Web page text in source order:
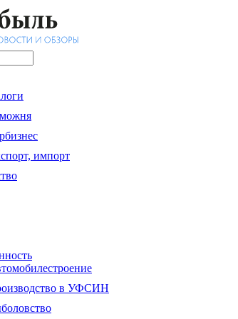
импорт
в УФСИН